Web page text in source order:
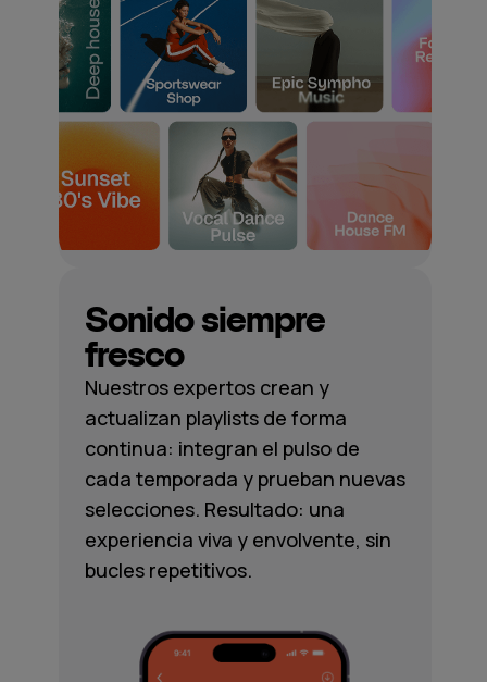
Sonido siempre
fresco
Nuestros expertos crean y
actualizan playlists de forma
continua: integran el pulso de
cada temporada y prueban nuevas
selecciones. Resultado: una
experiencia viva y envolvente, sin
bucles repetitivos.